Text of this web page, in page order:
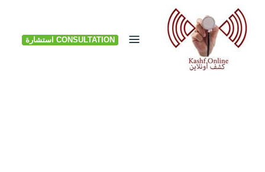
Skip
content
CONSULTATION استشارة